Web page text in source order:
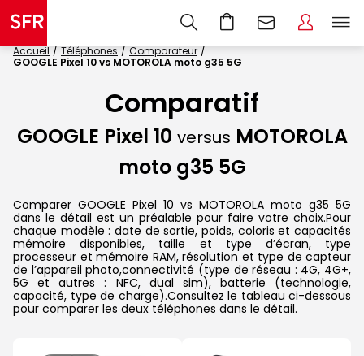
Accueil Téléphones
Comparateur
GOOGLE Pixel 10 vs MOTOROLA moto g35 5G
Comparatif
GOOGLE Pixel 10 versus MOTOROLA
moto g35 5G
Comparer GOOGLE Pixel 10 vs MOTOROLA moto g35 5G
dans le détail est un préalable pour faire votre choix.Pour
chaque modèle : date de sortie, poids, coloris et capacités
mémoire disponibles, taille et type d’écran, type
processeur et mémoire RAM, résolution et type de capteur
de l’appareil photo,connectivité (type de réseau : 4G, 4G+,
5G et autres : NFC, dual sim), batterie (technologie,
capacité, type de charge).Consultez le tableau ci-dessous
pour comparer les deux téléphones dans le détail.